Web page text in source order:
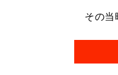
その当